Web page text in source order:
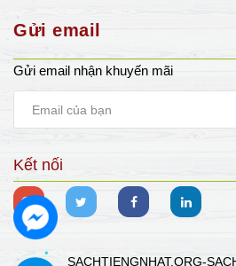
Gửi email
Gửi email nhận khuyến mãi
Kết nối
SACHTIENGNHAT.ORG-